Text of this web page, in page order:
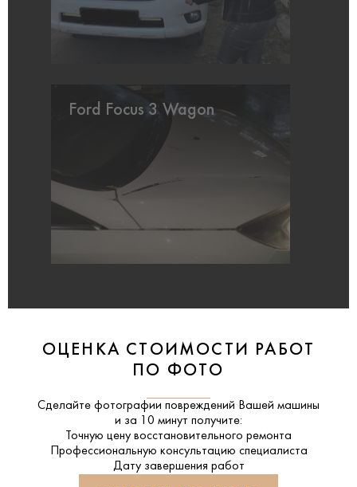
Ford Focus 3 Wagon
ОЦЕНКА СТОИМОСТИ РАБОТ
ПО ФОТО
Сделайте фотографии повреждений Вашей машины
и за
10 минут получите:
Точную цену восстановительного ремонта
Профессиональную консультацию специалиста
Дату завершения работ